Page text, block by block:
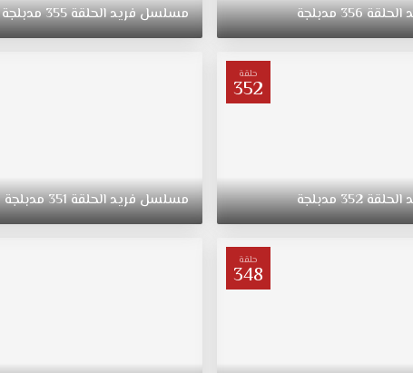
الحلقة356مدبلجة مسلسلفريدالحلقة355مدبلجة
حلقة
352
الحلقة352مدبلجة مسلسلفريدالحلقة351مدبلجة
حلقة
348